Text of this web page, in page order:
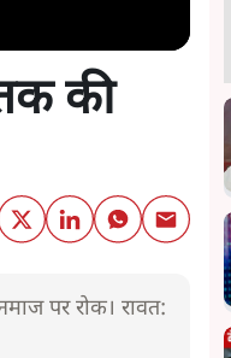
की
पर रोक। रावत: